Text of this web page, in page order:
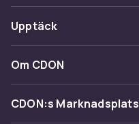
Spåra paket
Ångra & Returnera här
Kundservice
Betalning
Leverans
Återkallelser
Upptäck
Kategorier
Varumärken
Om CDON
Om oss
CDON:s Marknadsplats